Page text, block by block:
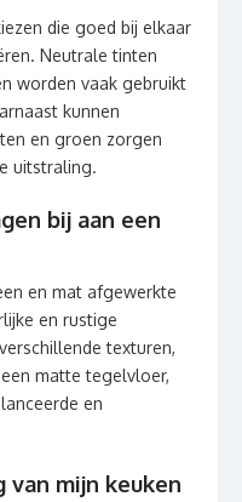
die goed bij elkaar
Neutrale tinten
worden vaak gebruikt
kunnen
en groen zorgen
uitstraling.
bij aan een
en mat afgewerkte
en rustige
texturen,
matte tegelvloer,
en
van mijn keuken